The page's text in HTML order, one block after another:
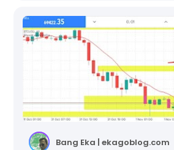
Bang Eka | ekagoblog.com